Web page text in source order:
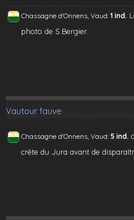
Chassagne d'Onnens, Vaud: 1 ind.
photo de S.Bergier.
Vautour fauve
Chassagne d'Onnens, Vaud: 5 ind.
crête du Jura avant de